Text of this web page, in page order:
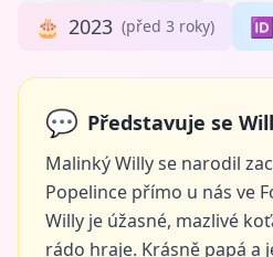
🎂 2023 (před 3 roky) 🆔
💬 Představuje se
Malinký Willy se narodil
Popelince přímo u nás ve
Willy je úžasné, mazlivé
rádo hraje. Krásně papá a